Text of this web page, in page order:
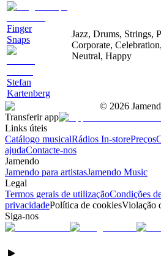
Finger
Snaps
Stefan
Kartenberg
Jazz, Drums, Strings,
Corporate, Celebration,
Neutral, Happy
© 2026
Transferir app
Links úteis
Catálogo musicalRádios In-storePreços
ajudaContacte-nos
Jamendo
Jamendo para artistasJamendo Music
Legal
Termos gerais de utilizaçãoCondições
privacidadePolítica de cookiesViolação
Siga-nos